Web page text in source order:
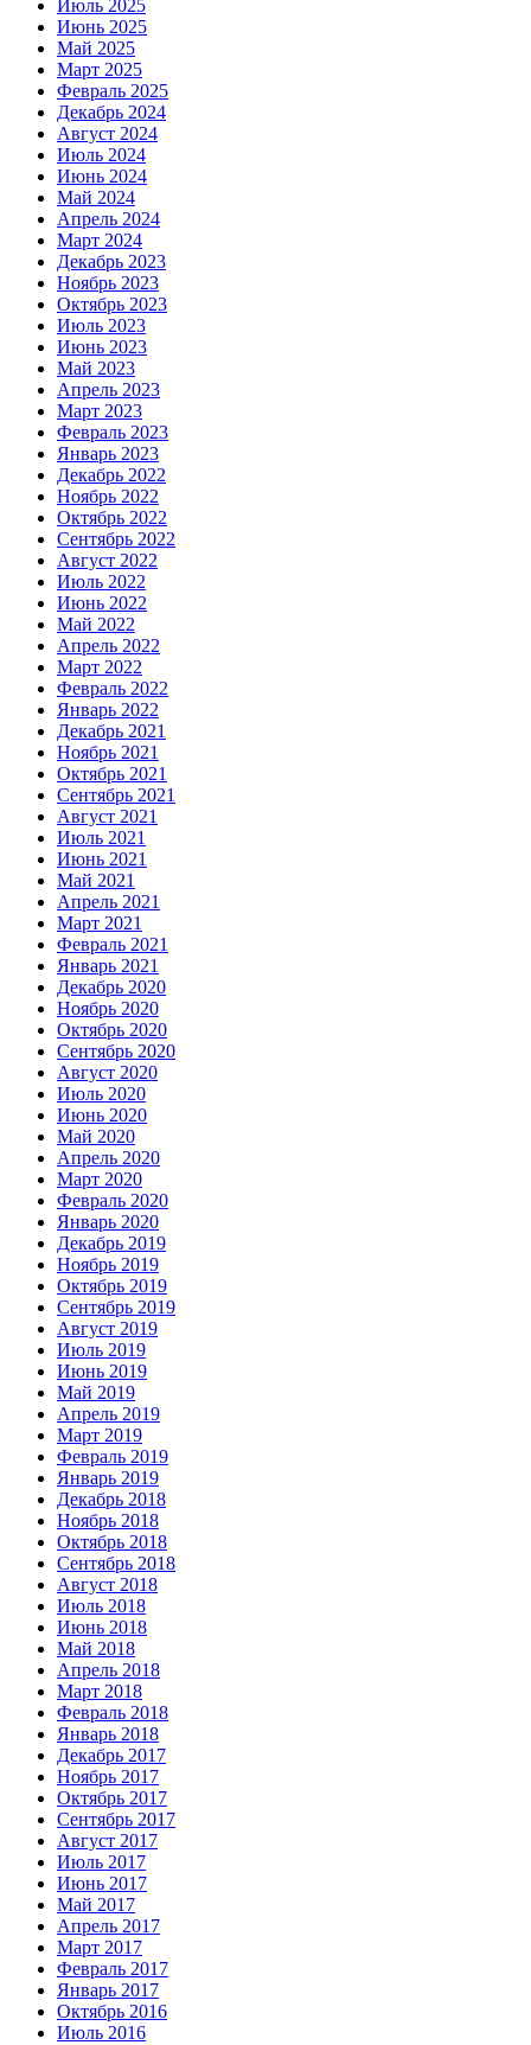
Июль 2025
Июнь 2025
Май 2025
Март 2025
Февраль 2025
Декабрь 2024
Август 2024
Июль 2024
Июнь 2024
Май 2024
Апрель 2024
Март 2024
Декабрь 2023
Ноябрь 2023
Октябрь 2023
Июль 2023
Июнь 2023
Май 2023
Апрель 2023
Март 2023
Февраль 2023
Январь 2023
Декабрь 2022
Ноябрь 2022
Октябрь 2022
Сентябрь 2022
Август 2022
Июль 2022
Июнь 2022
Май 2022
Апрель 2022
Март 2022
Февраль 2022
Январь 2022
Декабрь 2021
Ноябрь 2021
Октябрь 2021
Сентябрь 2021
Август 2021
Июль 2021
Июнь 2021
Май 2021
Апрель 2021
Март 2021
Февраль 2021
Январь 2021
Декабрь 2020
Ноябрь 2020
Октябрь 2020
Сентябрь 2020
Август 2020
Июль 2020
Июнь 2020
Май 2020
Апрель 2020
Март 2020
Февраль 2020
Январь 2020
Декабрь 2019
Ноябрь 2019
Октябрь 2019
Сентябрь 2019
Август 2019
Июль 2019
Июнь 2019
Май 2019
Апрель 2019
Март 2019
Февраль 2019
Январь 2019
Декабрь 2018
Ноябрь 2018
Октябрь 2018
Сентябрь 2018
Август 2018
Июль 2018
Июнь 2018
Май 2018
Апрель 2018
Март 2018
Февраль 2018
Январь 2018
Декабрь 2017
Ноябрь 2017
Октябрь 2017
Сентябрь 2017
Август 2017
Июль 2017
Июнь 2017
Май 2017
Апрель 2017
Март 2017
Февраль 2017
Январь 2017
Октябрь 2016
Июль 2016